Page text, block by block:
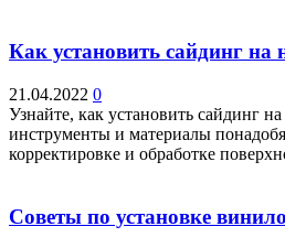
Как установить сайдинг на
21.04.2022 0
Узнайте, как установить сайдинг
инструменты и материалы
корректировке и обработке
Советы по установке